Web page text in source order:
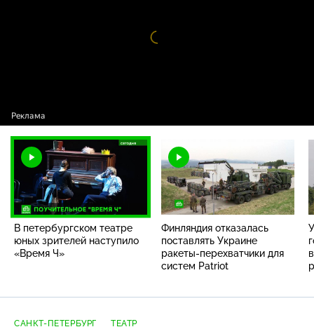
Видео
В петербургском театре
юных зрителей наступило
«Время Ч»
Финляндия отказалась
поставлять Украине
ракеты-перехватчики для
систем Patriot
САНКТ-ПЕТЕРБУРГ ТЕАТР